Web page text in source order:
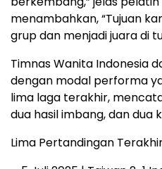
menambahkan, “Tujuan
grup dan menjadi juara di
Timnas Wanita Indonesia
dengan modal performa
lima laga terakhir,
dua hasil imbang, dan dua
Lima Pertandingan